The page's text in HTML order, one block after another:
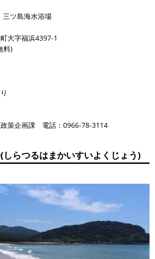
三ツ島海水浴場
大字福浜4397-1
料)
政策企画課 電話：0966-78-3114
しらつるはまかいすいよくじょう)